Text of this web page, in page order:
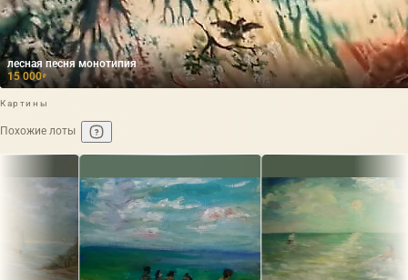
лесная песня монотипия
15 000₽
Картины
Похожие лоты